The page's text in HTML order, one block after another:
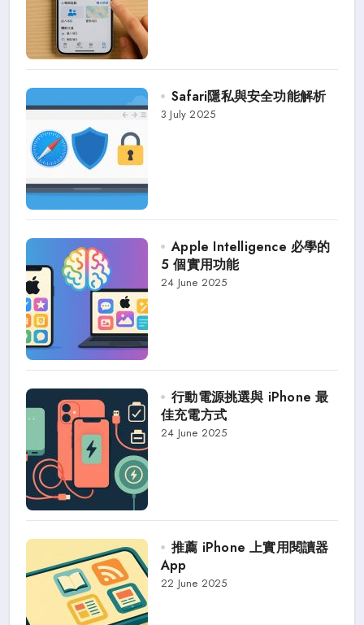
Safari隱私與安全功能解析
3 July 2025
Apple Intelligence 必學的
5 個實用功能
24 June 2025
行動電源挑選與 iPhone 最
佳充電方式
24 June 2025
推薦 iPhone 上實用閱讀器
App
22 June 2025